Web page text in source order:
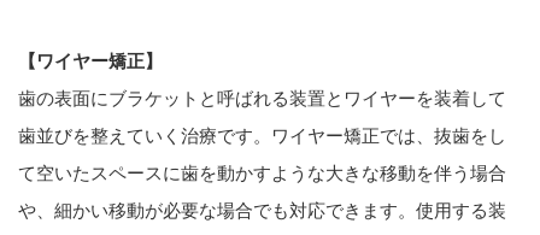
【ワイヤー矯正】
歯の表面にブラケットと呼ばれる装置とワイヤーを装着して
歯並びを整えていく治療です。ワイヤー矯正では、抜歯をし
て空いたスペースに歯を動かすような大きな移動を伴う場合
や、細かい移動が必要な場合でも対応できます。使用する装